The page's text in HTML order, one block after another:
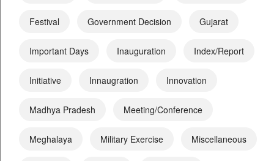
Festival Government Decision Gujarat
Important Days Inauguration Index/Report
Initiative Innaugration Innovation
Madhya Pradesh Meeting/Conference
Meghalaya Military Exercise Miscellaneous